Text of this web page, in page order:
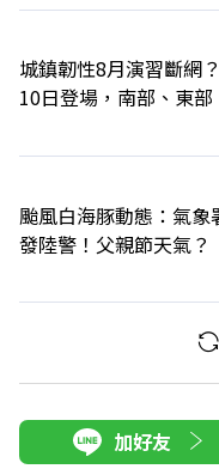
城鎮韌性8月演習斷網
10日登場，南部、東
颱風白海豚動態：氣
發陸警！父親節天氣？
加好友